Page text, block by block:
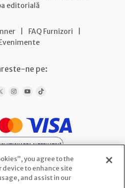
editorială
FAQ Furnizori
ne pe:
you agree to the
device to enhance site
and assist in our